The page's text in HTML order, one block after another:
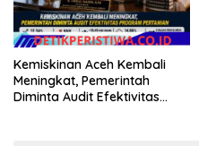
Kemiskinan Aceh Kembali
Meningkat, Pemerintah
Diminta Audit Efektivitas